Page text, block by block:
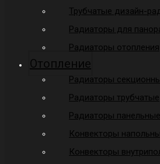
Трубчатые дизайн-
Радиаторы для
Радиаторы отопления
Отопление
Радиаторы
Радиаторы трубчатые
Радиаторы панельные
Конвекторы
Конвекторы